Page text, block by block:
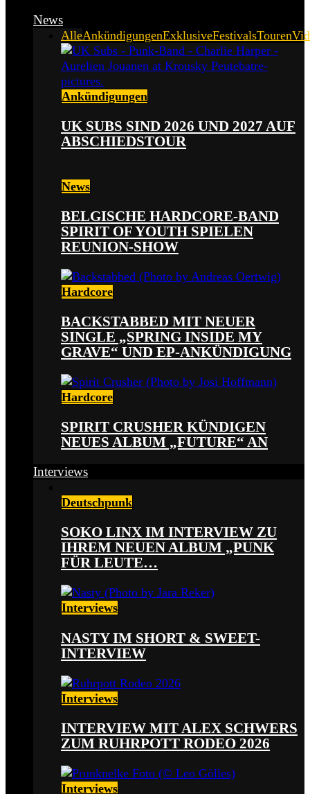
News
AlleAnkündigungenExklusiveFestivalsTouren
Ankündigungen
UK SUBS SIND 2026 UND 2027 AUF
ABSCHIEDSTOUR
News
BELGISCHE HARDCORE-BAND
SPIRIT OF YOUTH SPIELEN
REUNION-SHOW
Hardcore
BACKSTABBED MIT NEUER
SINGLE „SPRING INSIDE MY
GRAVE“ UND EP-ANKÜNDIGUNG
Hardcore
SPIRIT CRUSHER KÜNDIGEN
NEUES ALBUM „FUTURE“ AN
Interviews
Deutschpunk
SOKO LINX IM INTERVIEW ZU
IHREM NEUEN ALBUM „PUNK
FÜR LEUTE…
Interviews
NASTY IM SHORT & SWEET-
INTERVIEW
Interviews
INTERVIEW MIT ALEX SCHWERS
ZUM RUHRPOTT RODEO 2026
Interviews